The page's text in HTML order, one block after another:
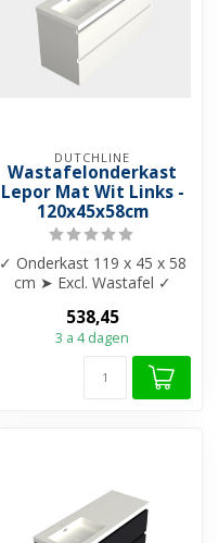
DUTCHLINE
Wastafelonderkast
Lepor Mat Wit Links -
120x45x58cm
✓ Onderkast 119 x 45 x 58
cm ➤ Excl. Wastafel ✓
diepe gree...
538,45
3 a 4 dagen